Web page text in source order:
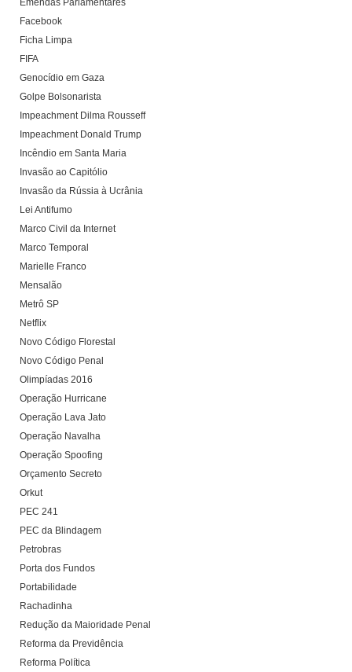
Emendas Parlamentares
Facebook
Ficha Limpa
FIFA
Genocídio em Gaza
Golpe Bolsonarista
Impeachment Dilma Rousseff
Impeachment Donald Trump
Incêndio em Santa Maria
Invasão ao Capitólio
Invasão da Rússia à Ucrânia
Lei Antifumo
Marco Civil da Internet
Marco Temporal
Marielle Franco
Mensalão
Metrô SP
Netflix
Novo Código Florestal
Novo Código Penal
Olimpíadas 2016
Operação Hurricane
Operação Lava Jato
Operação Navalha
Operação Spoofing
Orçamento Secreto
Orkut
PEC 241
PEC da Blindagem
Petrobras
Porta dos Fundos
Portabilidade
Rachadinha
Redução da Maioridade Penal
Reforma da Previdência
Reforma Política